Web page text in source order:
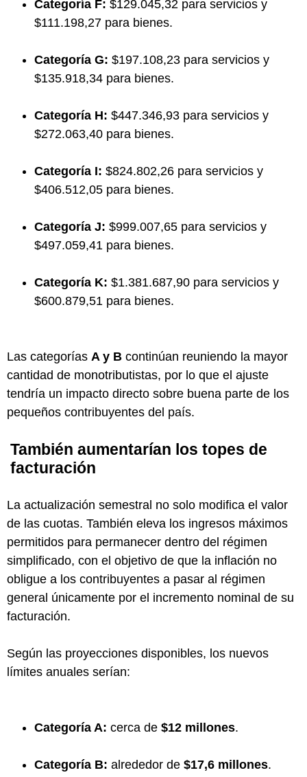
Categoría F: $129.045,32 para servicios y
$111.198,27 para bienes.
Categoría G: $197.108,23 para servicios y
$135.918,34 para bienes.
Categoría H: $447.346,93 para servicios y
$272.063,40 para bienes.
Categoría I: $824.802,26 para servicios y
$406.512,05 para bienes.
Categoría J: $999.007,65 para servicios y
$497.059,41 para bienes.
Categoría K: $1.381.687,90 para servicios y
$600.879,51 para bienes.
Las categorías A y B continúan reuniendo la mayor
cantidad de monotributistas, por lo que el ajuste
tendría un impacto directo sobre buena parte de los
pequeños contribuyentes del país.
También aumentarían los topes de
facturación
La actualización semestral no solo modifica el valor
de las cuotas. También eleva los ingresos máximos
permitidos para permanecer dentro del régimen
simplificado, con el objetivo de que la inflación no
obligue a los contribuyentes a pasar al régimen
general únicamente por el incremento nominal de su
facturación.
Según las proyecciones disponibles, los nuevos
límites anuales serían:
Categoría A: cerca de $12 millones.
Categoría B: alrededor de $17,6 millones.